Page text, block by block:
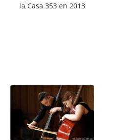
la Casa 353 en 2013